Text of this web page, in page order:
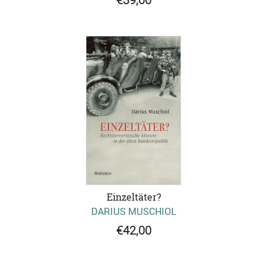
Einzeltäter?
DARIUS MUSCHIOL
€42,00